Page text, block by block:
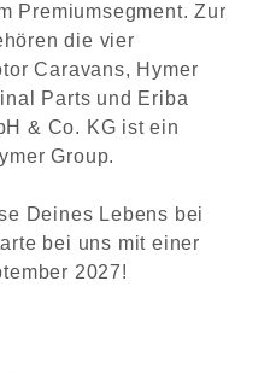
Premiumsegment. Zur
die vier
Caravans, Hymer
Parts und Eriba
& Co. KG ist ein
Group.
Deines Lebens bei
bei uns mit einer
2027!